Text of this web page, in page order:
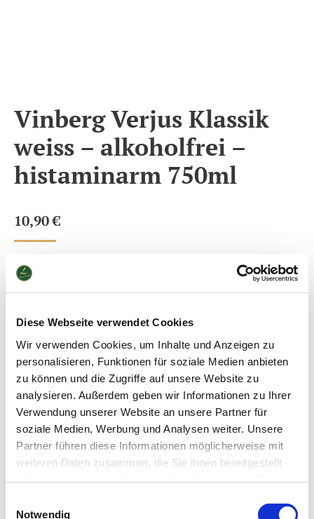
Diese Webseite verwendet Cookies
Wir verwenden Cookies, um Inhalte und Anzeigen zu
personalisieren, Funktionen für soziale Medien anbieten
zu können und die Zugriffe auf unsere Website zu
analysieren. Außerdem geben wir Informationen zu Ihrer
Verwendung unserer Website an unsere Partner für
soziale Medien, Werbung und Analysen weiter. Unsere
Partner führen diese Informationen möglicherweise mit
weiteren Daten zusammen, die Sie ihnen bereitgestellt
haben oder die sie im Rahmen Ihrer Nutzung der Dienste
Notwendig
Vinberg Verjus Klassik
weiss – alkoholfrei –
histaminarm 750ml
10,90€
Vinberg Verjus Klassik Weiss ist eine sortenreine,
alkoholfreie Weinalternative von der Gelben
fruchtiger, mild säuerlicher alkoholfreier Trinkgenuss
in einer eleganten 750 ml
Bordeauxflaschenanmutung. Laborgeprüft
histaminarm, glutenfrei, alkoholfrei sowie vegan.
Vinberg
Verjus
Klassik
weiss
–
In den Warenkorb
Kategorien:Alkoholfreie Produkte,Verjus & Frizzante